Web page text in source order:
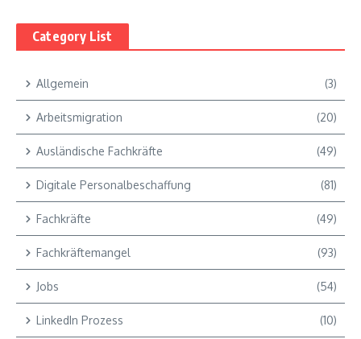
Category List
Allgemein (3)
Arbeitsmigration (20)
Ausländische Fachkräfte (49)
Digitale Personalbeschaffung (81)
Fachkräfte (49)
Fachkräftemangel (93)
Jobs (54)
LinkedIn Prozess (10)